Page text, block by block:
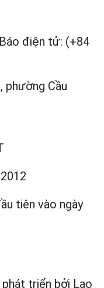
Báo điện tử: (+84
phường Cầu
tiên vào ngày
triển bởi Lao